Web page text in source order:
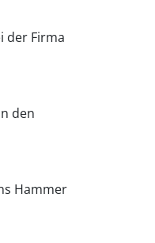
der Firma
den
Hammer